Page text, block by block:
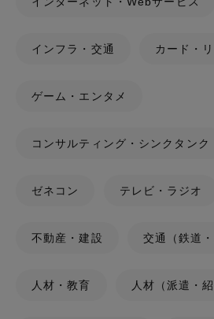
インフラ・交通 カード・
ゲーム・エンタメ
コンサルティング・シンクタンク
ゼネコン テレビ・ラジオ
不動産・建設 交通（鉄道・
人材・教育 人材（派遣・紹